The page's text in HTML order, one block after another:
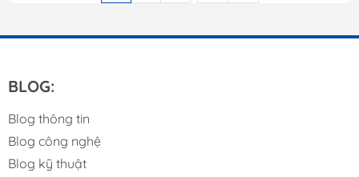
BLOG:
Blog thông tin
Blog công nghệ
Blog kỹ thuật